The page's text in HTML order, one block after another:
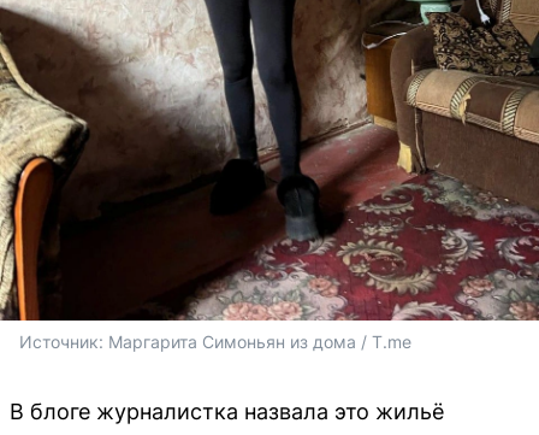
Источник: Маргарита Симоньян из дома / T.me
В блоге журналистка назвала это жильё